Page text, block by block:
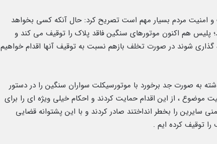
و امنیت مردم بسیار مهم است تصریح کرد: حال آنکه کسی بخواهد
پلیس هم اکنون موتورهای سنگین فاقد پلاک را توقیف می کند و
گذاری شوند در صورت تخلف بازهم نسبت به توقیف آنها اقدام خواهیم
به صورت جد برخورد با موتورسیکلت سواران سنگین را در دستور
موضوع ، از این اقدام حمایت کردند و احکام خیلی ویژه ای را برای
سایرین را بخطر انداختند صادر کردند و با این پشتوانه قضایی
توقیف کرده ایم .